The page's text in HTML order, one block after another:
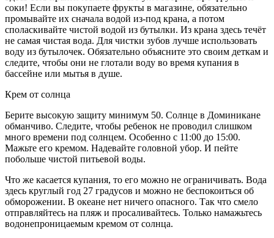
соки! Если вы покупаете фрукты в магазине, обязательно
промывайте их сначала водой из-под крана, а потом
споласкивайте чистой водой из бутылки. Из крана здесь течёт
не самая чистая вода. Для чистки зубов лучше использовать
воду из бутылочек. Обязательно объясните это своим деткам и
следите, чтобы они не глотали воду во время купания в
бассейне или мытья в душе.
Крем от солнца
Берите высокую защиту минимум 50. Солнце в Доминикане
обманчиво. Следите, чтобы ребенок не проводил слишком
много времени под солнцем. Особенно с 11:00 до 15:00.
Мажьте его кремом. Надевайте головной убор. И пейте
побольше чистой питьевой воды.
Что же касается купания, то его можно не ограничивать. Вода
здесь круглый год 27 градусов и можно не беспокоиться об
обморожении. В океане нет ничего опасного. Так что смело
отправляйтесь на пляж и просаливайтесь. Только намажьтесь
водонепроницаемым кремом от солнца.